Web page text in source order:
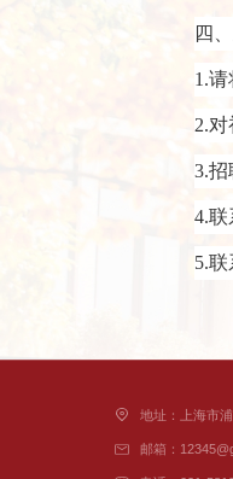
四
1.
2.
3.招
4.联
5.联
地址：上海市
邮箱：